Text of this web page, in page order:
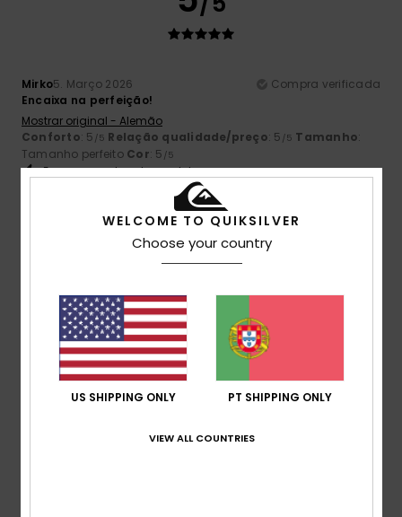
Mirko5. Março 2026
Compra verificada
Encaixa na perfeição!
Mostrar original - Alemão
Conforto: 5 /5 Relação qualidade/preço: 5 /5 Tamanho:
Tamanho perfeito Cor: 5 /5
Eu recomendo este produto
5/5
Werner4. Março 2026
porque combina
Mostrar original - Alemão
Conforto: 5/5 Relação qualidade/preço
Tamanho perfeitoMaterial: 5 Cor: 4/5
Eu recomendo este produto
5
WELCOME TO QUIKSILVER
Choose your country
US SHIPPING ONLY PT SHIPPING ONLY
VIEW ALL COUNTRIES